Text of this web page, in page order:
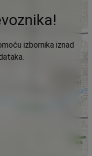
izbornika iznad